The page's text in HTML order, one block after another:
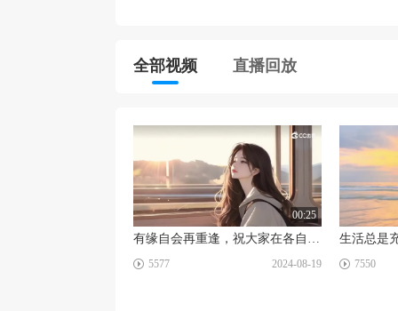
全部视频 直播回放
☑
00:25
有缘自会再重逢，祝大家在各自的领域发光发热。 天天开心，都越来越好。
5577 2024-08-19
☑
7550